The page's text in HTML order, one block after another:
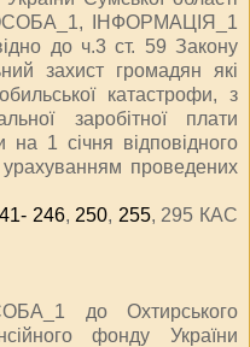
ІНФОРМАЦІЯ_1
до ч.3 ст. 59 Закону
захист громадян які
катастрофи, з
заробітної плати
на 1 січня відповідного
проведених
246, 250, 255, 295 КАС
до Охтирського
фонду України